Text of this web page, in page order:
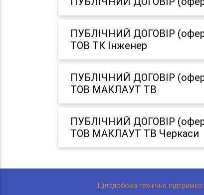
ПУБЛІЧНИЙ ДОГОВІР
ТОВ ТК Інженер
ПУБЛІЧНИЙ ДОГОВІР
ТОВ МАКЛАУТ ТВ
ПУБЛІЧНИЙ ДОГОВІР
ТОВ МАКЛАУТ ТВ Черкаси
Цілодобова технічна підтримка: